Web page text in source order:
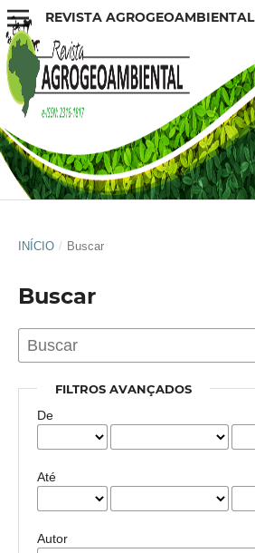
REVISTA AGROGEOAMBIENTAL
INÍCIO / Buscar
Buscar
FILTROS AVANÇADOS
De
Até
Autor